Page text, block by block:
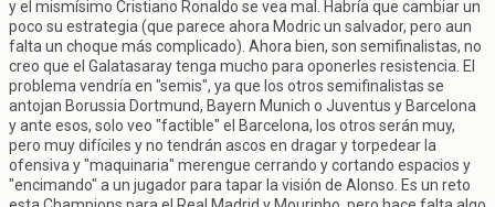
y el mismísimo Cristiano Ronaldo se vea mal. Habría que cambiar un
poco su estrategia (que parece ahora Modric un salvador, pero aun
falta un choque más complicado). Ahora bien, son semifinalistas, no
creo que el Galatasaray tenga mucho para oponerles resistencia. El
problema vendría en "semis", ya que los otros semifinalistas se
antojan Borussia Dortmund, Bayern Munich o Juventus y Barcelona
y ante esos, solo veo "factible" el Barcelona, los otros serán muy,
pero muy difíciles y no tendrán ascos en dragar y torpedear la
ofensiva y "maquinaria" merengue cerrando y cortando espacios y
"encimando" a un jugador para tapar la visión de Alonso. Es un reto